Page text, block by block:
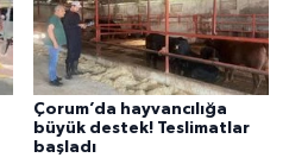
Çorum’da hayvancılığa
büyük destek! Teslimatlar
başladı